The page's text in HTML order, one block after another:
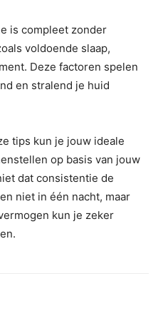
is compleet zonder
voldoende slaap,
Deze factoren spelen
en stralend je huid
tips kun je jouw ideale
op basis van jouw
dat consistentie de
niet in één nacht, maar
kun je zeker